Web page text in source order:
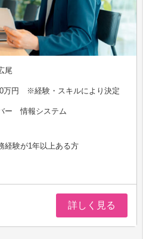
尾
万円 ※経験・スキルにより決定
ー 情報システム
経験が1年以上ある方
詳しく見る